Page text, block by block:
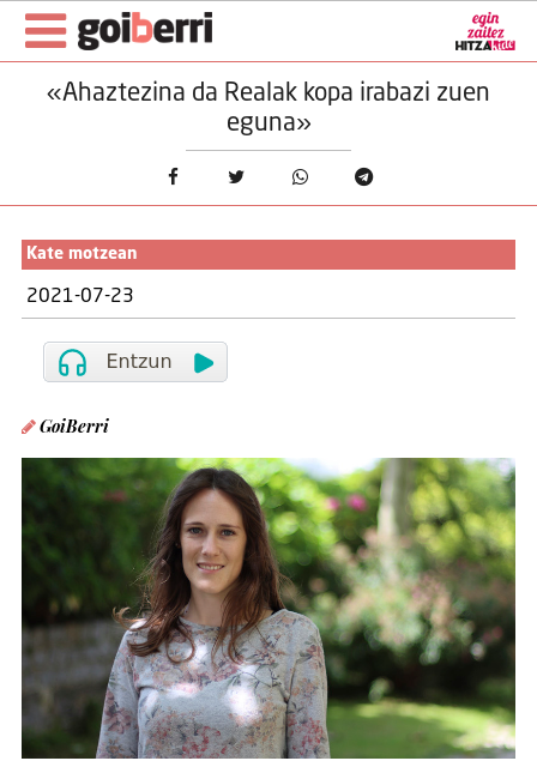
«Ahaztezina da Realak kopa irabazi zuen
eguna»
Kate motzean
2021-07-23
GoiBerri